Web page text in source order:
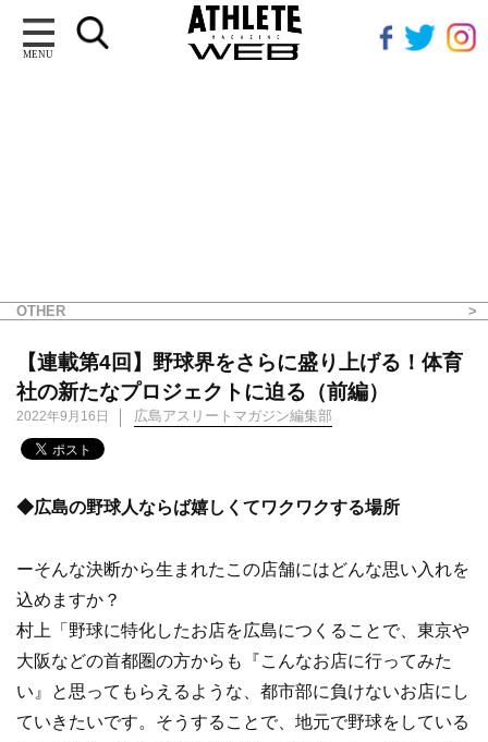
MENU
OTHER
【連載第4回】野球界をさらに盛り上げる！体育
社の新たなプロジェクトに迫る（前編）
2022年9月16日 広島アスリートマガジン編集部
◆広島の野球人ならば嬉しくてワクワクする場所
ーそんな決断から生まれたこの店舗にはどんな思い入れを
込めますか？
村上「野球に特化したお店を広島につくることで、東京や
大阪などの首都圏の方からも『こんなお店に行ってみた
い』と思ってもらえるような、都市部に負けないお店にし
ていきたいです。そうすることで、地元で野球をしている